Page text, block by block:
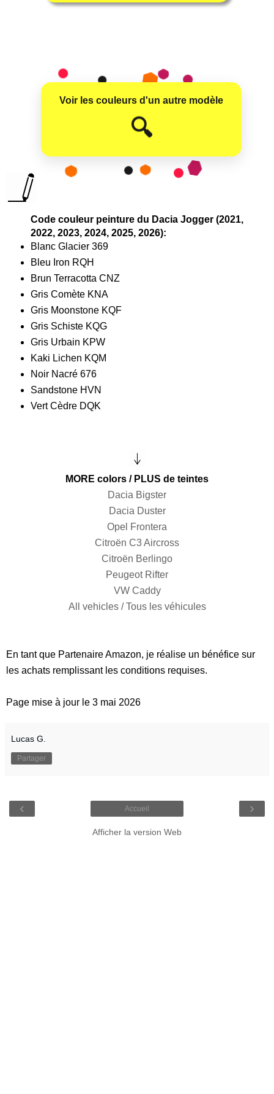
😊
Voir les couleurs d'un autre modèle
🔍
Code couleur peinture du Dacia Jogger (2021,
2022, 2023, 2024, 2025, 2026):
Blanc Glacier 369
Bleu Iron RQH
Brun Terracotta CNZ
Gris Comète KNA
Gris Moonstone KQF
Gris Schiste KQG
Gris Urbain KPW
Kaki Lichen KQM
Noir Nacré 676
Sandstone HVN
Vert Cèdre DQK
MORE colors / PLUS de teintes
Dacia Bigster
Dacia Duster
Opel Frontera
Citroën C3 Aircross
Citroën Berlingo
Peugeot Rifter
VW Caddy
All vehicles / Tous les véhicules
En tant que Partenaire Amazon, je réalise un bénéfice sur
les achats remplissant les conditions requises.
Page mise à jour le 3 mai 2026
Lucas G.
Partager
‹ ›
Accueil
Afficher la version Web